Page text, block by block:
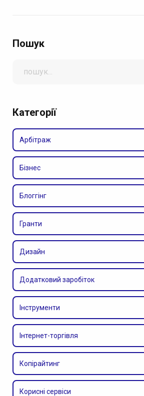
Пошук
Категорії
Арбітраж
Бізнес
Блоггінг
Гранти
Дизайн
Додатковий заробіток
Інструменти
Інтернет-торгівля
Копірайтинг
Корисні сервіси